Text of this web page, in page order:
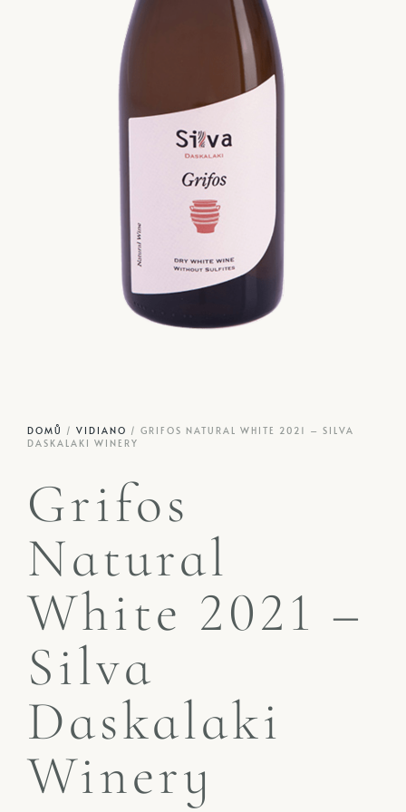
DOMŮ / VIDIANO / GRIFOS NATURAL WHITE 2021 – SILVA
DASKALAKI WINERY
Grifos
Natural
White 2021 –
Silva
Daskalaki
Winery